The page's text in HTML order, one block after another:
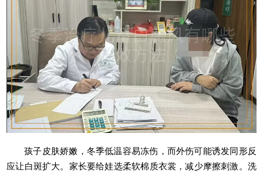
孩子皮肤娇嫩，冬季低温容易冻伤，而外伤可能诱发同形反
应让白斑扩大。家长要给娃选柔软棉质衣裳，减少摩擦刺激。洗